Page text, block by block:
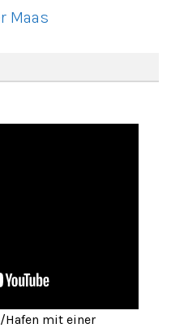
Maas
Hafen mit einer